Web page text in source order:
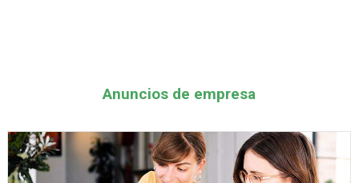
Anuncios de empresa